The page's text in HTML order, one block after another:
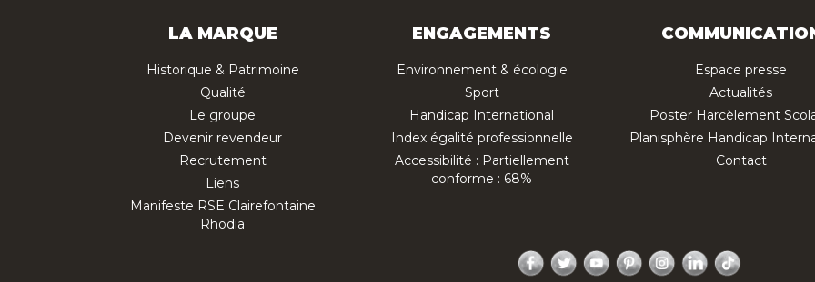
LA MARQUE
Historique & Patrimoine
Qualité
Le groupe
Devenir revendeur
Recrutement
Liens
Manifeste RSE Clairefontaine
Rhodia
ENGAGEMENTS
Environnement & écologie
Sport
Handicap International
Index égalité professionnelle
Accessibilité : Partiellement
conforme : 68%
Espace presse
Actualités
Poster Harcèlement
Planisphère Handicap
Contact
Facebook
TwitterYouTubePinterestInstagram
LinkedIn